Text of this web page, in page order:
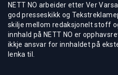
NETT NO arbeider etter Ver
god presseskikk og
skilje mellom redaksjonelt stoff
innhald på NETT NO er
ikkje ansvar for innhaldet på
lenka til.